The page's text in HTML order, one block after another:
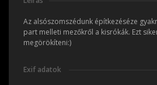
Az alsószomszédunk építkezéséze
part melleti mezőkről a kisrókák. Ezt
megörökíteni:)
Exif adatok